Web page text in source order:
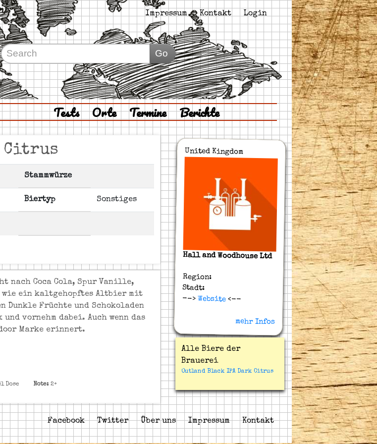
Impressum Kontakt Login
Go
Tests Orte Termine Berichte
Citrus
Stammwürze
Biertyp Sonstiges
nach Coca Cola, Spur Vanille,
ein kaltgehopftes Altbier mit
Dunkle Früchte und Schokoladen
vornehm dabei. Auch wenn das
Marke erinnert.
Dose Note: 2+
United Kingdom
Hall and Woodhouse Ltd
Region:
Stadt:
-->Website<--
mehr Infos
Alle Biere der
Brauerei
Outland Black IPA Dark Citrus
Facebook Twitter Über uns Impressum Kontakt